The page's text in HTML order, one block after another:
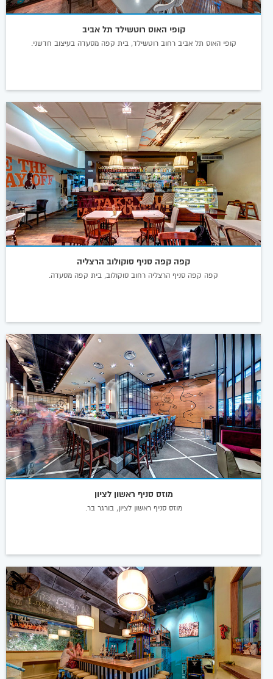
קופי האוס רוטשילד תל אביב
קופי האוס תל אביב רחוב רוטשילד, בית קפה מסעדה בעיצוב חדשני.
קפה קפה סניף סוקולוב הרצליה
קפה קפה סניף הרצליה רחוב סוקולוב, בית קפה מסעדה.
מוזס סניף ראשון לציון
מוזס סניף ראשון לציון, בורגר בר.